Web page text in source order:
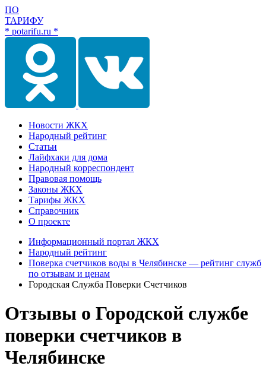
ПО
ТАРИФУ
* potarifu.ru *
Новости ЖКХ
Народный рейтинг
Статьи
Лайфхаки для дома
Народный корреспондент
Правовая помощь
Законы ЖКХ
Тарифы ЖКХ
Справочник
О проекте
Информационный портал ЖКХ
Народный рейтинг
Поверка счетчиков воды в Челябинске — рейтинг служб
по отзывам и ценам
Городская Служба Поверки Счетчиков
Отзывы о Городской службе
поверки счетчиков в
Челябинске